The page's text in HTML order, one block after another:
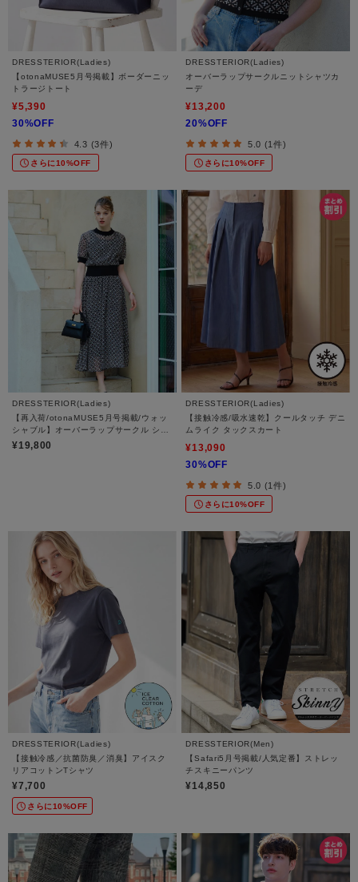
DRESSTERIOR(Ladies)
【otonaMUSE5月号掲載】ボーダーニッ
トラージトート
¥5,390
30%OFF
4.3 (3件)
さらに10%OFF
DRESSTERIOR(Ladies)
オーバーラップサークルニットシャツカ
ーデ
¥13,200
20%OFF
5.0 (1件)
さらに10%OFF
DRESSTERIOR(Ladies)
【再入荷/otonaMUSE5月号掲載/ウォッ
シャブル】オーバーラップサークル シア
ードレス
¥19,800
DRESSTERIOR(Ladies)
【接触冷感/吸水速乾】クールタッチ デニ
ムライク タックスカート
¥13,090
30%OFF
5.0 (1件)
さらに10%OFF
DRESSTERIOR(Ladies)
【接触冷感／抗菌防臭／消臭】アイスク
リアコットンTシャツ
¥7,700
さらに10%OFF
DRESSTERIOR(Men)
【Safari5月号掲載/人気定番】ストレッ
チスキニーパンツ
¥14,850